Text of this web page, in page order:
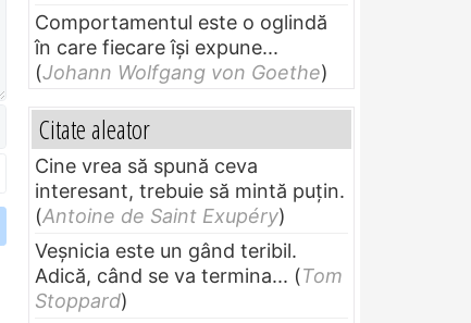
Comportamentul este o oglindă
în care fiecare își expune...
(Johann Wolfgang von Goethe)
Citate aleator
Cine vrea să spună ceva
interesant, trebuie să mintă puțin.
(Antoine de Saint Exupéry)
Veșnicia este un gând teribil.
Adică, când se va termina... (Tom
Stoppard)